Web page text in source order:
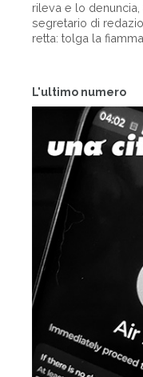
L'ultimo numero
rileva e lo
segretario di
retta: tolga la